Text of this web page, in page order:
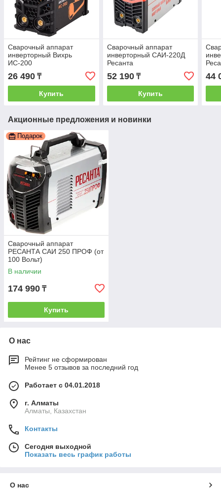
Сварочный аппарат
инверторный Вихрь
ИС-200
26 490 ₸
Купить
Сварочный аппарат
инверторный САИ-220Д
Ресанта
52 190₸
Купить
44
Акционные предложения и новинки
Подарок
Сварочный аппарат
РЕСАНТА САИ 250 ПРОФ (от
100 Вольт)
В наличии
174 990 ₸
Купить
О нас
Рейтинг не сформирован
Менее 5 отзывов за последний год
Работает с 04.01.2018
г. Алматы
Алматы, Казахстан
Контакты
Сегодня выходной
Показать весь график работы
О нас